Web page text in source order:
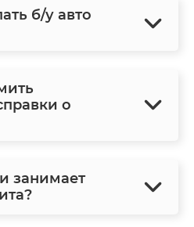
б/у авто
о
занимает